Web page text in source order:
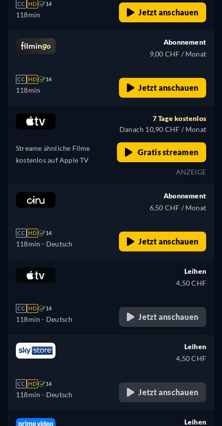
CC HD 14
118min Jetzt anschauen
CC HD 14
118min
Abonnement
9,00 CHF / Monat
Jetzt anschauen
Streame ähnliche Filme
kostenlos auf Apple TV
7 Tage kostenlos
Danach 10,90 CHF / Monat
Gratis streamen
ANZEIGE
CC HD 14
118min - Deutsch
Abonnement
6,50 CHF / Monat
Jetzt anschauen
CC HD 14
118min - Deutsch
Leihen
4,50 CHF
Jetzt anschauen
CC HD 14
118min - Deutsch
Leihen
4,50 CHF
Jetzt anschauen
Leihen